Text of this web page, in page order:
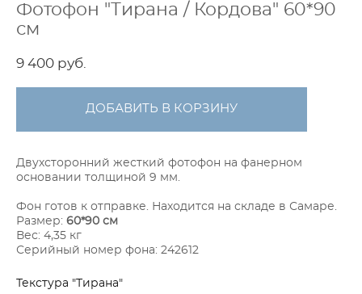
Фотофон "Тирана / Кордова" 60*90
см
9 400 pуб.
ДОБАВИТЬ В КОРЗИНУ
Двухсторонний жесткий фотофон на фанерном
основании толщиной 9 мм.
Фон готов к отправке. Находится на складе в Самаре.
Размер: 60*90 см
Вес: 4,35 кг
Серийный номер фона: 242612
Текстура "Тирана"